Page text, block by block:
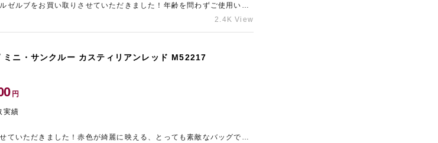
ゼルブをお買い取りさせていただきました！年齢を問わずご使用いた
した。こちらのお品物はポケット内部にご使用感が見受けられました
いただきましたお品物は、ひとつひとつしっかりと丁寧に査定いたし
にご相談くださいませ。
2.4K View
ミニ・サンクルー カスティリアンレッド M52217
円
実績
ていただきました！赤色が綺麗に映える、とっても素敵なバッグです